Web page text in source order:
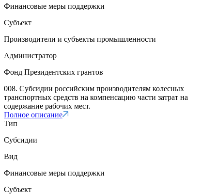
Финансовые меры поддержки
Субъект
Производители и субъекты промышленности
Администратор
Фонд Президентских грантов
008. Субсидии российским производителям колесных
транспортных средств на компенсацию части затрат на
содержание рабочих мест.
Полное описание
Тип
Субсидии
Вид
Финансовые меры поддержки
Субъект